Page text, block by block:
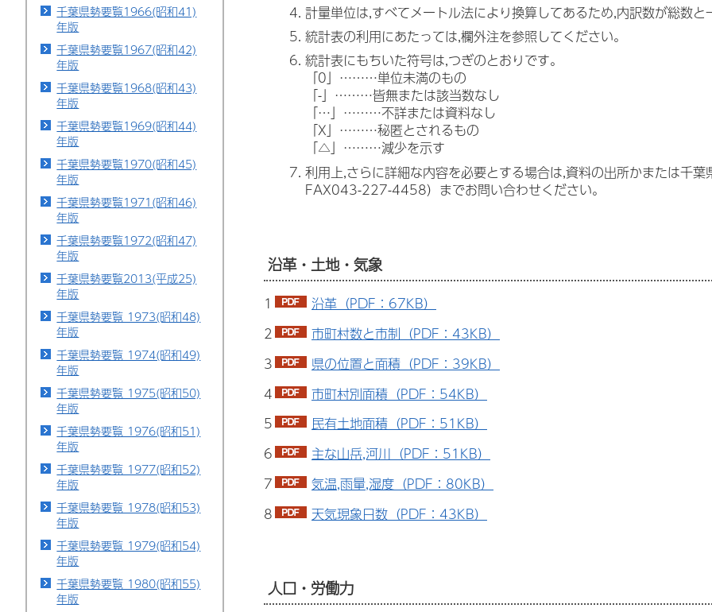
千葉県勢要覧1966(昭和41)
年版
千葉県勢要覧1967(昭和42)
年版
千葉県勢要覧1968(昭和43)
年版
千葉県勢要覧1969(昭和44)
年版
千葉県勢要覧1970(昭和45)
年版
千葉県勢要覧1971(昭和46)
年版
千葉県勢要覧1972(昭和47)
年版
千葉県勢要覧2013(平成25)
年版
千葉県勢要覧 1973(昭和48)
年版
千葉県勢要覧 1974(昭和49)
年版
千葉県勢要覧 1975(昭和50)
年版
千葉県勢要覧 1976(昭和51)
年版
千葉県勢要覧 1977(昭和52)
年版
千葉県勢要覧 1978(昭和53)
年版
千葉県勢要覧 1979(昭和54)
年版
千葉県勢要覧 1980(昭和55)
年版
計量単位は,すべてメートル法により換算してあるため,内訳数が総数と
統計表の利用にあたっては,欄外注を参照してください。
統計表にもちいた符号は,つぎのとおりです。
「0」………単位未満のもの
「-」………皆無または該当数なし
「…」………不詳または資料なし
「X」………秘匿とされるもの
「△」………減少を示す
利用上,さらに詳細な内容を必要とする場合は,資料の出所かまたは千
FAX043-227-4458）までお問い合わせください。
沿革・土地・気象
1
沿革（PDF：67KB）
2
市町村数と市制（PDF：43KB）
3
県の位置と面積（PDF：39KB）
4
市町村別面積（PDF：54KB）
5
民有土地面積（PDF：51KB）
6
主な山岳,河川（PDF：51KB）
7
気温,雨量,湿度（PDF：80KB）
8
天気現象日数（PDF：43KB）
人口・労働力